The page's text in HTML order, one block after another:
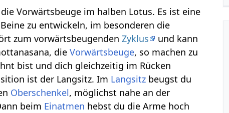
Vorwärtsbeuge im halben Lotus. Es ist eine
zu entwickeln, im besonderen die
zum vorwärtsbeugendenZyklus
und kann
dieVorwärtsbeuge, so machen zu
bist und dich gleichzeitig im Rücken
ist der Langsitz. Im Langsitz beugst du
Oberschenkel, möglichst nahe an der
beim Einatmen hebst du die Arme hoch